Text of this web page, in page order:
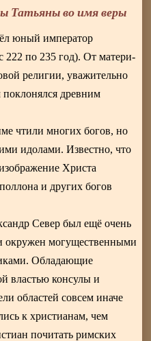
Татьяны во имя веры
юный император
222 по 235 год). От матери-
религии, уважительно
поклонялся древним
чтили многих богов, но
идолами. Известно, что
Христа
и других богов
Север был ещё очень
окружен могущественными
Обладающие
властью консулы и
областей совсем иначе
к христианам, чем
почитать римских